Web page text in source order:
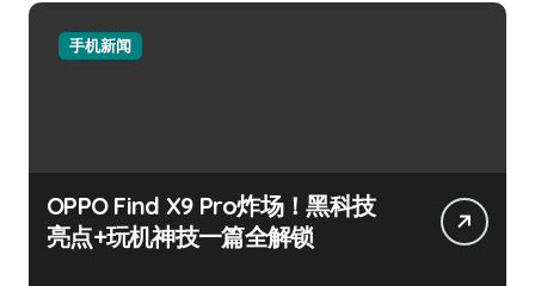
手机新闻
OPPO Find X9 Pro炸场！黑科技
亮点+玩机神技一篇全解锁